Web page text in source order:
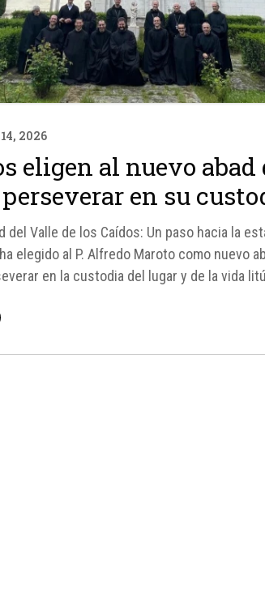
2026
eligen al nuevo abad
en su
del Valle de los Caídos: Un paso hacia la
elegido al P. Alfredo Maroto como nuevo
en la custodia del lugar y de la vida